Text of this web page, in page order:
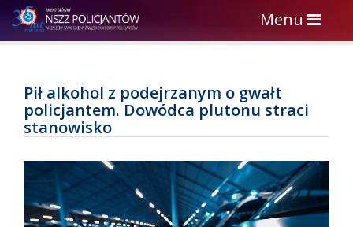
Toggle
navigation
Menu
Pił alkohol z podejrzanym o gwałt
policjantem. Dowódca plutonu straci
stanowisko